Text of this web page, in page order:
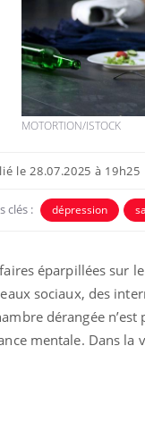
MOTORTION/ISTOCK
le 28.07.2025 à 19h25
clés : dépression
éparpillées sur
sociaux, des
dérangée
mentale. Dans la
enfant est-il trop
ou simplement
jeunes enfants :
trousse à
les vacances ?